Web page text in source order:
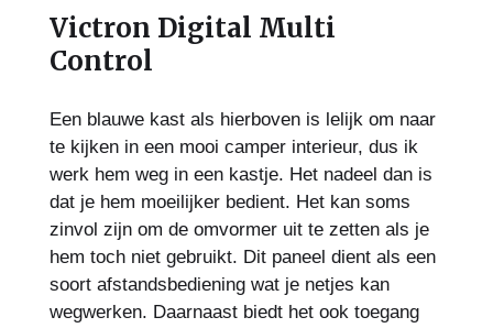
Victron Digital Multi
Control
Een blauwe kast als hierboven is lelijk om naar
te kijken in een mooi camper interieur, dus ik
werk hem weg in een kastje. Het nadeel dan is
dat je hem moeilijker bedient. Het kan soms
zinvol zijn om de omvormer uit te zetten als je
hem toch niet gebruikt. Dit paneel dient als een
soort afstandsbediening wat je netjes kan
wegwerken. Daarnaast biedt het ook toegang